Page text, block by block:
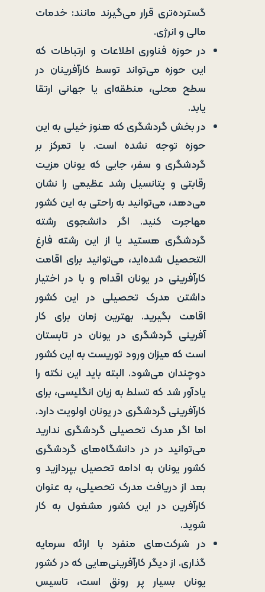
گسترده‌تری قرار می‌گیرند مانند: خدمات
مالی و انرژی.
در حوزه فناوری اطلاعات و ارتباطات که
این حوزه می‌تواند توسط کارآفرینان در
سطح محلی، منطقه‌ای یا جهانی ارتقا
یابد.
در بخش گردشگری که هنوز خیلی به این
حوزه توجه نشده است. با تمرکز بر
گردشگری و سفر، جایی که یونان مزیت
رقابتی و پتانسیل رشد عظیمی را نشان
می‌دهد، می‌توانید به راحتی به این کشور
مهاجرت کنید. اگر دانشجوی رشته
گردشگری هستید یا از این رشته فارغ
التحصیل شده‌اید، می‌توانید برای اقامت
کارآفرینی در یونان اقدام و با در اختیار
داشتن مدرک تحصیلی در این کشور
اقامت بگیرید. بهترین زمان برای کار
آفرینی گردشگری در یونان در تابستان
است که میزان ورود توریست به این کشور
دوچندان می‌شود. البته باید این نکته را
یادآور شد که تسلط به زبان انگلیسی، برای
کارآفرینی گردشگری در یونان اولویت دارد.
اما اگر مدرک تحصیلی گردشگری ندارید
می‌توانید در در دانشگاه‌های گردشگری
کشور یونان به ادامه تحصیل بپردازید و
بعد از دریافت مدرک تحصیلی، به عنوان
کارآفرین در این کشور مشغول به کار
شوید.
در شرکت‌های منفرد با ارائه سرمایه
گذاری. از دیگر کارآفرینی‌هایی که در کشور
یونان بسیار پر رونق است، تاسیس